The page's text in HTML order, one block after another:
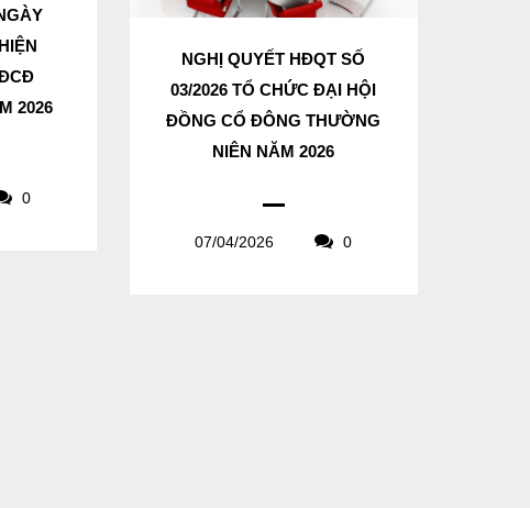
2026
0
NGHỊ QUYẾT HĐQT SỐ
03/2026 TỔ CHỨC ĐẠI HỘI
ĐỒNG CỔ ĐÔNG THƯỜNG
NIÊN NĂM 2026
07/04/2026 0